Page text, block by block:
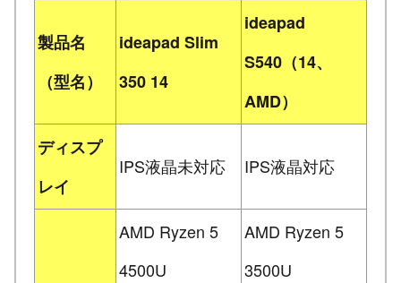
製品名
（型名）
ideapad Slim
350 14
ideapad
S540（14、
AMD）
ディスプ
レイ
IPS液晶未対応 IPS液晶対応
AMD Ryzen 5
4500U
AMD Ryzen 5
3500U